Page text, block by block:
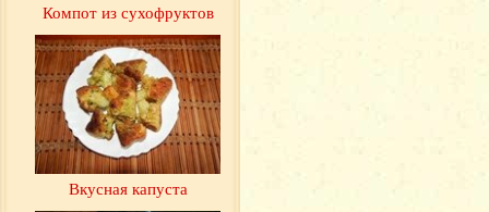
Компот из сухофруктов
Вкусная капуста